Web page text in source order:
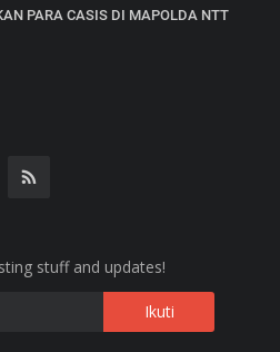
PARA CASIS DI MAPOLDA NTT
stuff and updates!